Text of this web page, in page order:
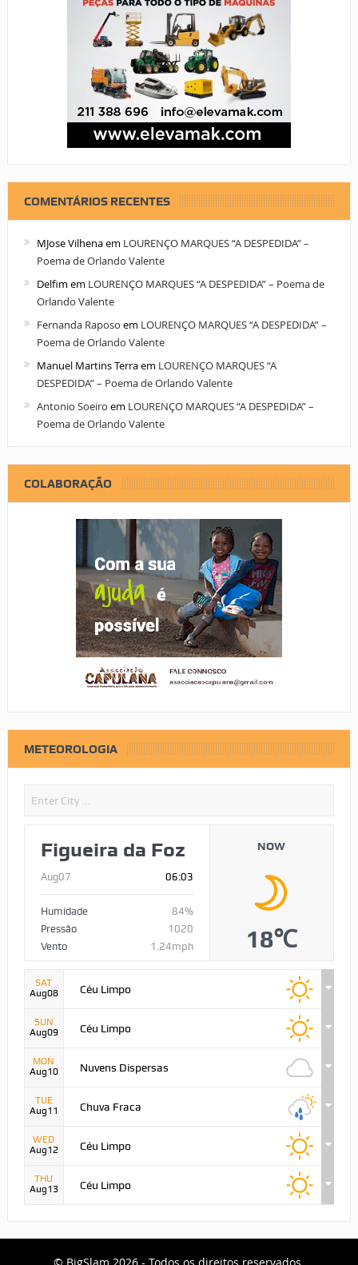
COMENTÁRIOS RECENTES
MJose Vilhenaem LOURENÇO MARQUES “A DESPEDIDA” –
Poema de Orlando Valente
Delfim em LOURENÇO MARQUES “A DESPEDIDA” – Poema de
Orlando Valente
Fernanda Raposo em LOURENÇO MARQUES “A DESPEDIDA” –
Poema de Orlando Valente
Manuel Martins Terraem LOURENÇO MARQUES “A
DESPEDIDA” – Poema de Orlando Valente
Antonio Soeiro em LOURENÇO MARQUES “A DESPEDIDA” –
Poema de Orlando Valente
COLABORAÇÃO
METEOROLOGIA
Figueira da Foz
Aug07 06:03
Humidade
84%
Pressão
1020
Vento
1.24mph
NOW
18℃
SAT
Aug08
Céu Limpo
SUN
Aug09
Céu Limpo
MON
Aug10
Nuvens Dispersas
TUE
Aug11
Chuva Fraca
WED
Aug12
Céu Limpo
THU
Aug13
Céu Limpo
© BigSlam 2026 - Todos os direitos reservados.